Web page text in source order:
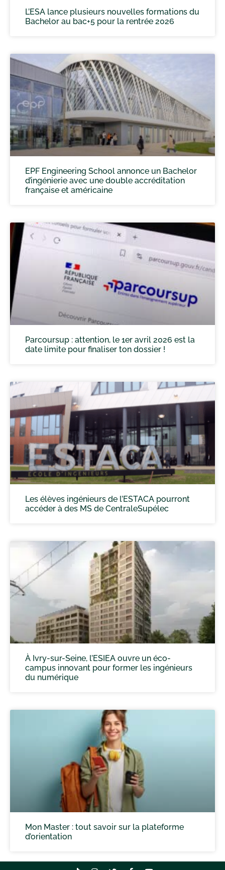
L’ESA lance plusieurs nouvelles formations du
Bachelor au bac+5 pour la rentrée 2026
EPF Engineering School annonce un Bachelor
d’ingénierie avec une double accréditation
française et américaine
Parcoursup : attention, le 1er avril 2026 est la
date limite pour finaliser ton dossier !
Les élèves ingénieurs de l’ESTACA pourront
accéder à des MS de CentraleSupélec
À Ivry-sur-Seine, l’ESIEA ouvre un éco-
campus innovant pour former les ingénieurs
du numérique
Mon Master : tout savoir sur la plateforme
d’orientation